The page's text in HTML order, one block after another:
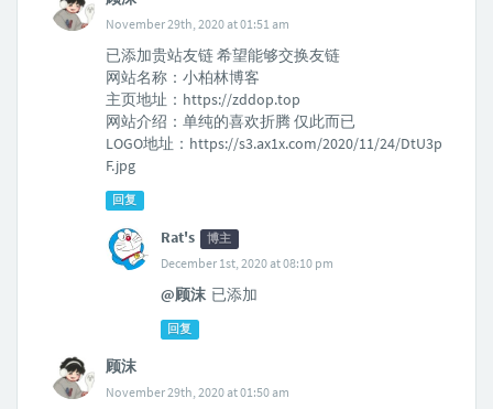
November 29th, 2020 at 01:51 am
已添加贵站友链 希望能够交换友链
网站名称：小柏林博客
主页地址：https://zddop.top
网站介绍：单纯的喜欢折腾 仅此而已
LOGO地址：https://s3.ax1x.com/2020/11/24/DtU3p
F.jpg
回复
Rat's 博主
December 1st, 2020 at 08:10 pm
@顾沫 已添加
回复
顾沫
November 29th, 2020 at 01:50 am